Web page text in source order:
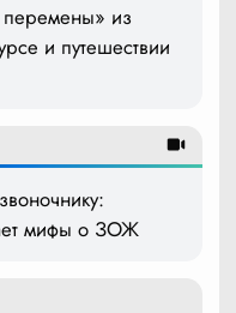
из
и путешествии
мифы о ЗОЖ